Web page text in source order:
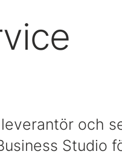
och
Studio